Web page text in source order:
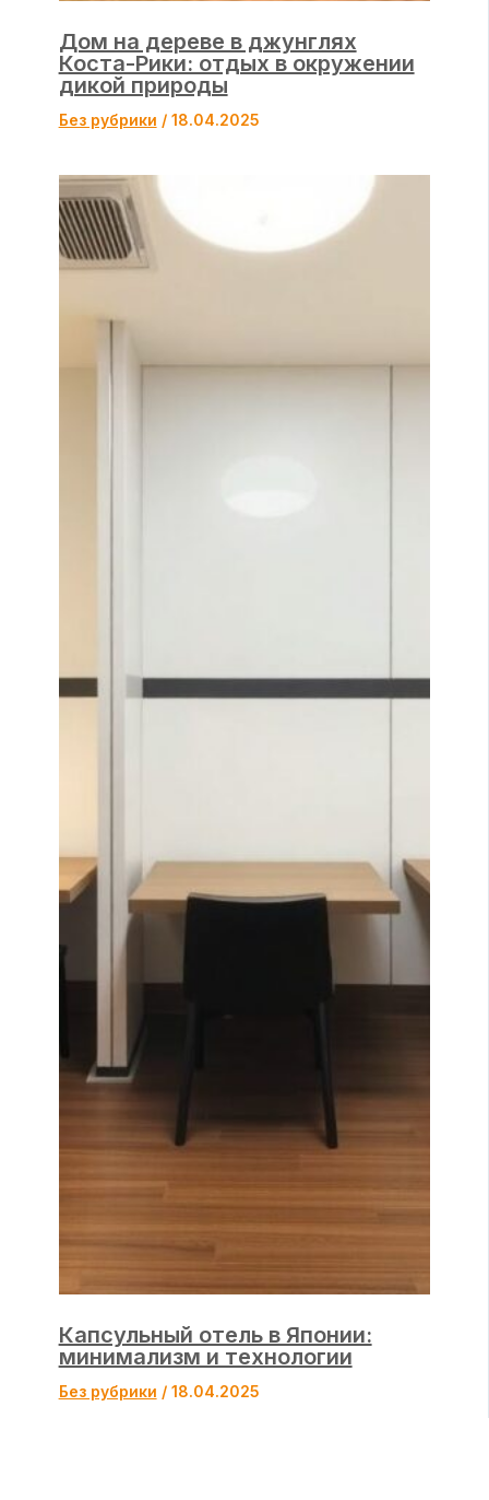
Дом на дереве в джунглях
Коста-Рики: отдых в окружении
дикой природы
Без рубрики / 18.04.2025
Капсульный отель в Японии:
минимализм и технологии
Без рубрики / 18.04.2025